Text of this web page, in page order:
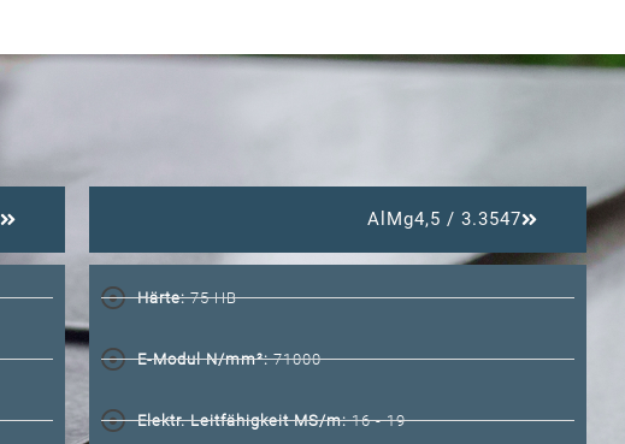
AlMg4,5 / 3.3547
Härte:75 HB
E-Modul N/mm²:71000
Elektr. Leitfähigkeit MS/m:16 - 19